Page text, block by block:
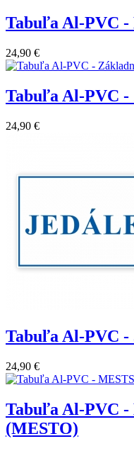
Tabuľa Al-PVC -
24,90 €
Tabuľa Al-PVC -
24,90 €
Tabuľa Al-PVC -
24,90 €
Tabuľa Al-PVC
(MESTO)